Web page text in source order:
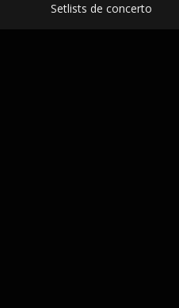
Setlists de concerto